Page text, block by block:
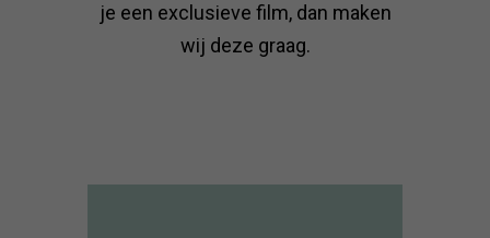
je een exclusieve film, dan maken
wij deze graag.